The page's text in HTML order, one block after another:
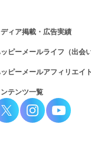
ィア掲載・広告実績
ピーメールライフ（出会
ピーメールアフィリエイト
テンツ一覧